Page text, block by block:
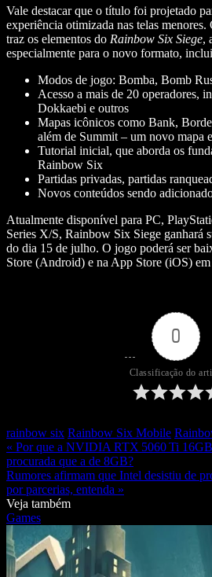
Vale destacar que o título foi projetado
experiência otimizada nas telas
traz os elementos do Rainbow Six Siege,
especialmente para o novo formato,
Modos de jogo: Bomba, Bomb
Acesso a mais de 20 operadores,
Dokkaebi e outros
Mapas icônicos como Bank,
além de Summit – um novo mapa
Tutorial inicial, que aborda os
Rainbow Six
Partidas privadas, partidas
Novos conteúdos sendo
Atualmente disponível para PC,
Series X/S, Rainbow Six Siege ganhará
do dia 15 de julho. O jogo poderá ser
Store (Android) e na App Store (iOS)
0
Classificação do
rainbow six Rainbow Six Mobile
« Por que a NVIDIA RTX 5060 Ti 16GB
procurada que a de 8GB?
Rumores afirmam que Intel desistiu de
por parcerias, entenda »
Veja também
Games